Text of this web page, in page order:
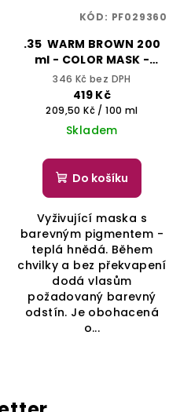
.35 WARM BROWN 200
ml - COLOR MASK -
YELLOW PROFESSIONAL
346 Kč bez DPH
419 Kč
Měrná
cena:
209,50 Kč / 100 ml
Skladem
Do košíku
Vyživující maska s
barevným pigmentem -
teplá hnědá. Během
chvilky a bez překvapení
dodá vlasům
požadovaný barevný
odstín. Je obohacená
o...
KÓD: PF029360